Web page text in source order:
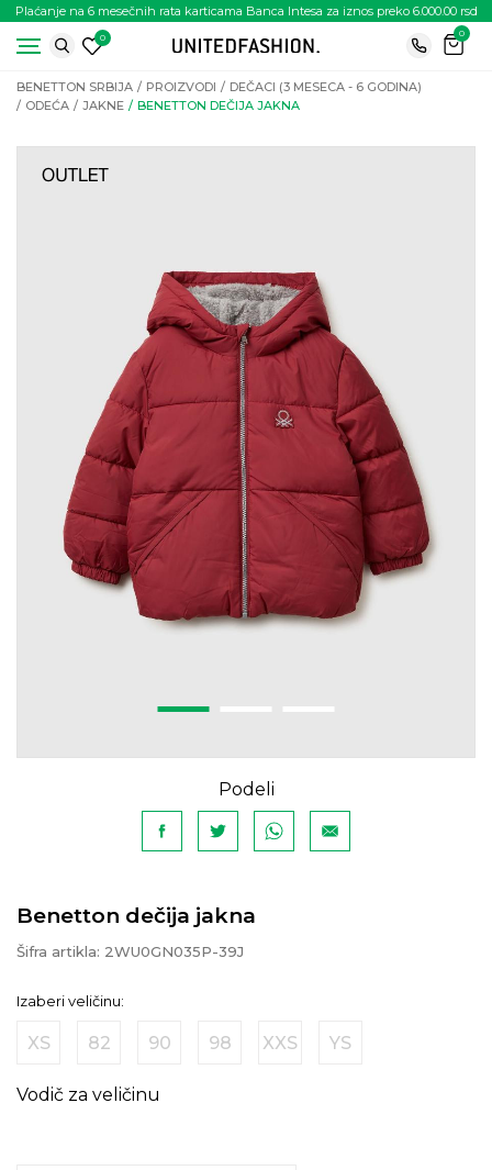
Plaćanje na 6 mesečnih rata karticama Banca Intesa za iznos preko 6.000.00 rsd
0
0
BENETTON SRBIJA PROIZVODI
DEČACI (3 MESECA - 6 GODINA)
ODEĆA
JAKNE BENETTON DEČIJA JAKNA
Podeli
Benetton dečija jakna
Šifra artikla: 2WU0GN035P-39J
Izaberi veličinu:
XS 82 90 98 XXS YS
Vodič za veličinu